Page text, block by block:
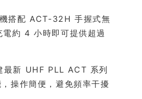
搭配 ACT-32H 手握式無
約 4 小時即可提供超過
最新 UHF PLL ACT 系列
操作簡便，避免頻率干擾